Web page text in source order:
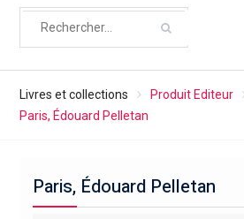
Livres et collections
Produit Editeur
Paris, Édouard Pelletan
Paris, Édouard Pelletan